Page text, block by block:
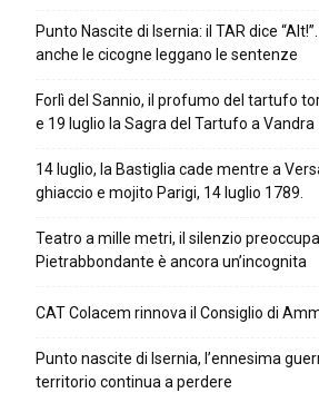
Punto Nascite di Isernia: il TAR dice
anche le cicogne leggano le sentenze
Forlì del Sannio, il profumo del tartufo
e 19 luglio la Sagra del Tartufo a Vandra
14 luglio, la Bastiglia cade mentre a
ghiaccio e mojito Parigi, 14 luglio 1789.
Teatro a mille metri, il silenzio
Pietrabbondante è ancora un’incognita
CAT Colacem rinnova il Consiglio di
Punto nascite di Isernia, l’ennesima
territorio continua a perdere